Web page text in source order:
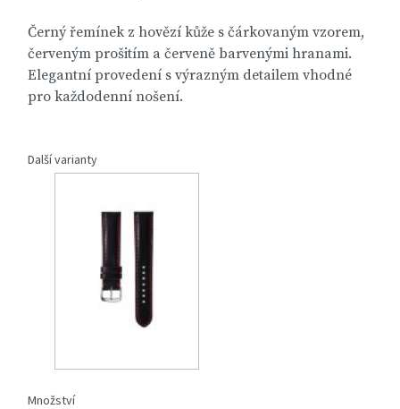
Černý řemínek z hovězí kůže s čárkovaným vzorem,
červeným prošitím a červeně barvenými hranami.
Elegantní provedení s výrazným detailem vhodné
pro každodenní nošení.
Další varianty
Množství